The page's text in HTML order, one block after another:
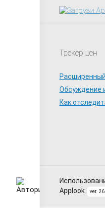
Трекер цен
Обсуждение
Как
Applook ver.